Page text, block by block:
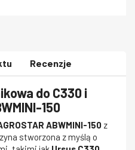
Recenzje
do C330 i
150
ABWMINI-150 z
stworzona z myślą o